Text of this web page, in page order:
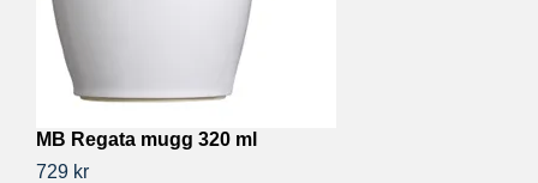
MB Regata mugg 320 ml
729 kr